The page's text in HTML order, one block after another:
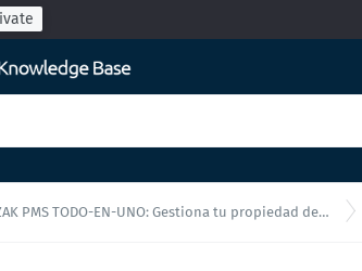
PMS TODO-EN-UNO: Gestiona tu propiedad desde una única interfaz!